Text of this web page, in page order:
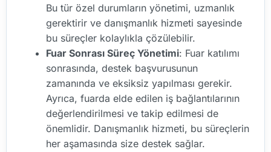
Bu tür özel durumların yönetimi, uzmanlık
gerektirir ve danışmanlık hizmeti sayesinde
bu süreçler kolaylıkla çözülebilir.
Fuar Sonrası Süreç Yönetimi: Fuar katılımı
sonrasında, destek başvurusunun
zamanında ve eksiksiz yapılması gerekir.
Ayrıca, fuarda elde edilen iş bağlantılarının
değerlendirilmesi ve takip edilmesi de
önemlidir. Danışmanlık hizmeti, bu süreçlerin
her aşamasında size destek sağlar.